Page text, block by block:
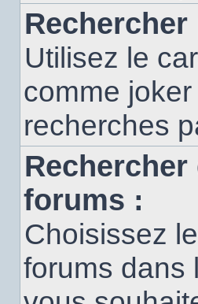
Utilisez le
comme
recherches
Rechercher
forums :
Choisissez
forums dans